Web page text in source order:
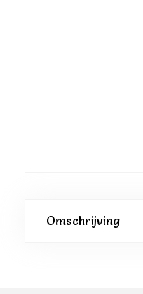
Omschrijving